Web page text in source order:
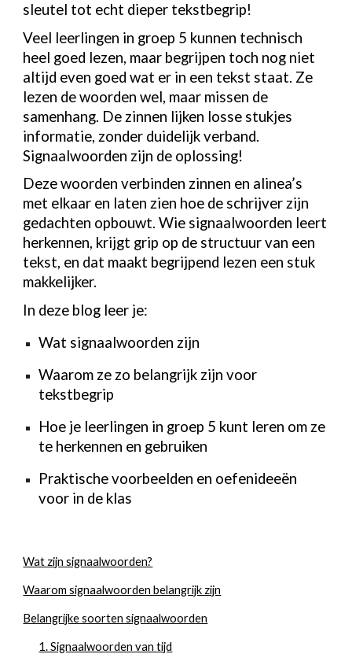
sleutel tot echt dieper tekstbegrip!
Veel leerlingen in groep 5 kunnen technisch
heel goed lezen, maar begrijpen toch nog niet
altijd even goed wat er in een tekst staat. Ze
lezen de woorden wel, maar missen de
samenhang. De zinnen lijken losse stukjes
informatie, zonder duidelijk verband.
Signaalwoorden zijn de oplossing!
Deze woorden verbinden zinnen en alinea’s
met elkaar en laten zien hoe de schrijver zijn
gedachten opbouwt. Wie signaalwoorden leert
herkennen, krijgt grip op de structuur van een
tekst, en dat maakt begrijpend lezen een stuk
makkelijker.
In deze blog leer je:
Wat signaalwoorden zijn
Waarom ze zo belangrijk zijn voor
tekstbegrip
Hoe je leerlingen in groep 5 kunt leren om ze
te herkennen en gebruiken
Praktische voorbeelden en oefenideeën
voor in de klas
Wat zijn signaalwoorden?
Waarom signaalwoorden belangrijk zijn
Belangrijke soorten signaalwoorden
1. Signaalwoorden van tijd